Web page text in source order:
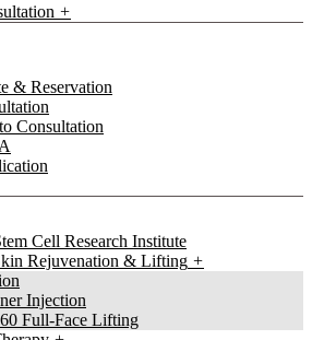
& Reservation
Consultation
Cell Research Institute
Rejuvenation & Lifting
Injection
Full-Face Lifting